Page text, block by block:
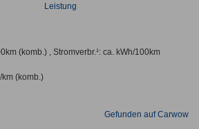
Leistung
(komb.) , Stromverbr.¹: ca. kWh/100km
km(komb.)
Gefunden auf Carwow